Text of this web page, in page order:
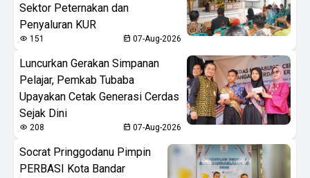
Sektor Peternakan dan
Penyaluran KUR
151 07-Aug-2026
Luncurkan Gerakan Simpanan
Pelajar, Pemkab Tubaba
Upayakan Cetak Generasi Cerdas
Sejak Dini
208 07-Aug-2026
Socrat Pringgodanu Pimpin
PERBASI Kota Bandar